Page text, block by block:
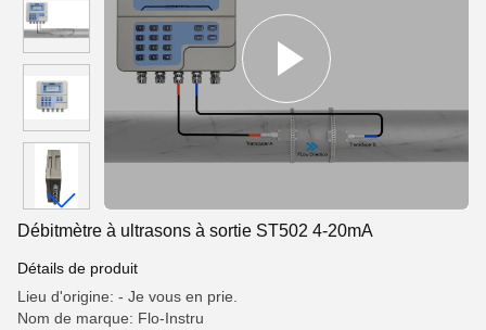
Débitmètre à ultrasons à sortie ST502 4-20mA
Détails de produit
Lieu d'origine: - Je vous en prie.
Nom de marque: Flo-Instru